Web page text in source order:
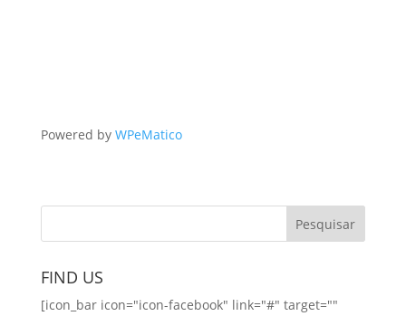
Powered by WPeMatico
FIND US
[icon_bar icon="icon-facebook" link="#" target=""